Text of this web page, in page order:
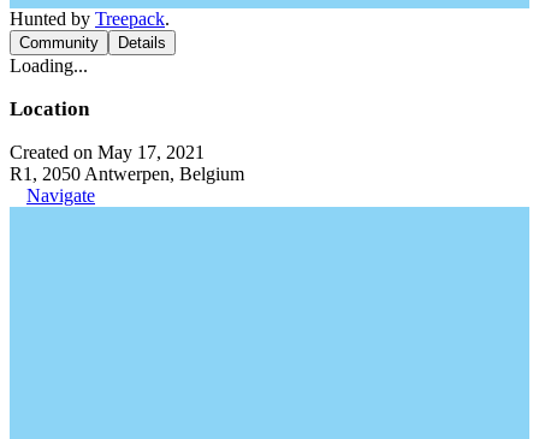
Hunted by Treepack.
Community Details
Loading...
Location
Created on May 17, 2021
R1, 2050 Antwerpen, Belgium
Navigate